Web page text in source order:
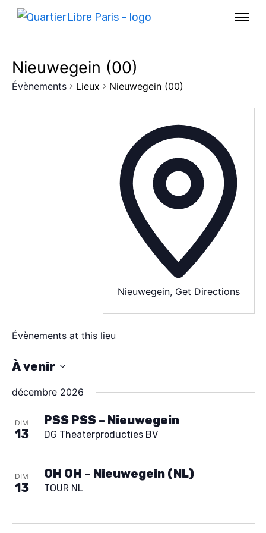
AGENDA
SPECTACLE
À PROPOS
CONTACT
Nieuwegein (00)
Évènements Lieux Nieuwegein (00)
Nieuwegein, Get Directions
Évènements at this lieu
À venir
e
n
décembre 2026
DIM
13
PSS PSS – Nieuwegein
DG Theaterproducties BV
DIM
13
OH OH – Nieuwegein (NL)
TOUR NL